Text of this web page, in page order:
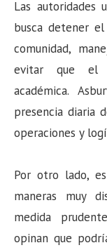
Las autoridades
busca detener
comunidad,
evitar que el
académica.
presencia diaria
operaciones y
Por otro lado,
maneras muy
medida
opinan que